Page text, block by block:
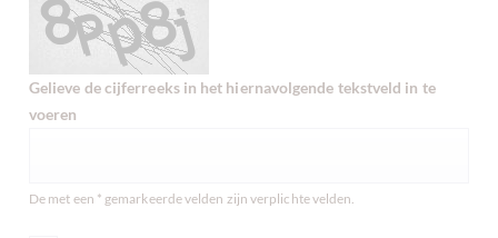
Gelieve de cijferreeks in het hiernavolgende tekstveld in te
voeren
De met een * gemarkeerde velden zijn verplichte velden.